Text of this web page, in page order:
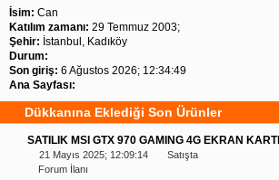
İsim: Can
Katılım zamanı: 29 Temmuz 2003;
Şehir: İstanbul, Kadıköy
Durum:
Son giriş: 6 Ağustos 2026; 12:34:49
Ana Sayfası:
Dükkanına Eklediği Son Ürünler
SATILIK MSI GTX 970 GAMING 4G EKRAN KARTI
21 Mayıs 2025; 12:09:14
Satışta
Forum İlanı